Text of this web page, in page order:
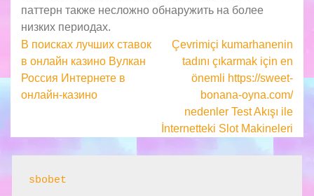
паттерн также несложно обнаружить на более
низких периодах.
Post
navigation
В поисках лучших ставок
в онлайн казино Вулкан
Россия Интернете в
онлайн-казино
Çevrimiçi kumarhanenin
tadını çıkarmak için en
önemli https://sweet-
bonana-oyna.com/
nedenler Test Akışı ile
İnternetteki Slot Makineleri
sbobet